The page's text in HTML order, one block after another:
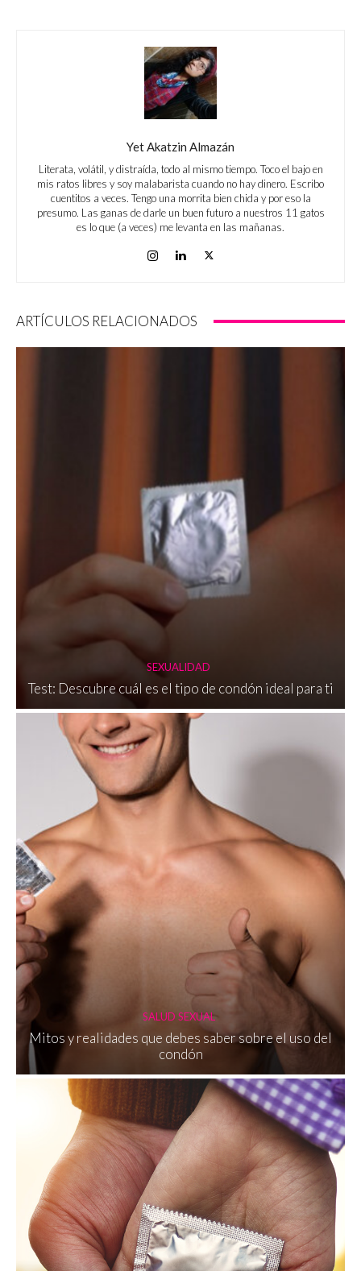
Yet Akatzin Almazán
Literata, volátil, y distraída, todo al mismo tiempo. Toco el bajo en
mis ratos libres y soy malabarista cuando no hay dinero. Escribo
cuentitos a veces. Tengo una morrita bien chida y por eso la
presumo. Las ganas de darle un buen futuro a nuestros 11 gatos
es lo que (a veces) me levanta en las mañanas.
ARTÍCULOS RELACIONADOS
SEXUALIDAD
Test: Descubre cuál es el tipo de condón ideal para ti
SALUD SEXUAL
Mitos y realidades que debes saber sobre el uso del
condón